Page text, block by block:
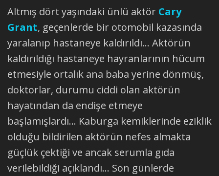
Altmış dört yaşındaki ünlü aktör Cary
Grant, geçenlerde bir otomobil kazasında
yaralanıp hastaneye kaldırıldı... Aktörün
kaldırıldığı hastaneye hayranlarının hücum
etmesiyle ortalık ana baba yerine dönmüş,
doktorlar, durumu ciddi olan aktörün
hayatından da endişe etmeye
başlamışlardı... Kaburga kemiklerinde eziklik
olduğu bildirilen aktörün nefes almakta
güçlük çektiği ve ancak serumla gıda
verilebildiği açıklandı... Son günlerde